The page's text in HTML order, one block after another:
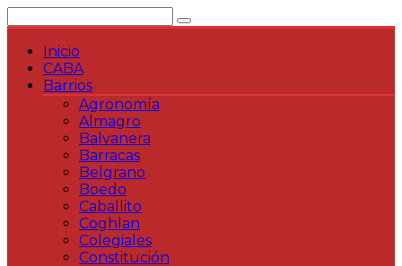
al
contenidoInicio
CABA
Barrios
Agronomía
Almagro
Balvanera
Barracas
Belgrano
Boedo
Caballito
Coghlan
Colegiales
Constitución